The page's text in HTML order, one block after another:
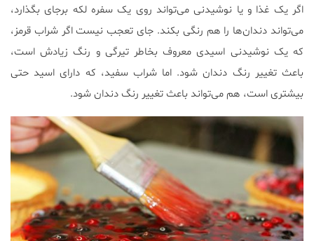
اگر یک غذا و یا نوشیدنی می‌تواند روی یک سفره لکه برجای بگذارد،
می‌تواند دندان‌ها را هم رنگی بکند. جای تعجب نیست اگر شراب قرمز،
که یک نوشیدنی اسیدی معروف بخاطر تیرگی و رنگ زیادش است،
باعث تغییر رنگ دندان شود. اما شراب سفید، که دارای اسید حتی
بیشتری است، هم می‌تواند باعث تغییر رنگ دندان شود.